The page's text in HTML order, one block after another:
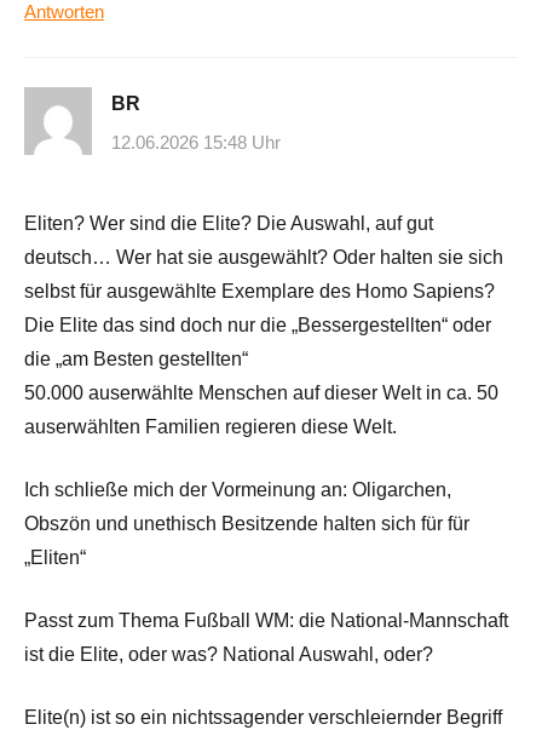
Antworten
BR
12.06.2026 15:48 Uhr
Eliten? Wer sind die Elite? Die Auswahl, auf gut
deutsch… Wer hat sie ausgewählt? Oder halten sie sich
selbst für ausgewählte Exemplare des Homo Sapiens?
Die Elite das sind doch nur die „Bessergestellten“ oder
die „am Besten gestellten“
50.000 auserwählte Menschen auf dieser Welt in ca. 50
auserwählten Familien regieren diese Welt.
Ich schließe mich der Vormeinung an: Oligarchen,
Obszön und unethisch Besitzende halten sich für für
„Eliten“
Passt zum Thema Fußball WM: die National-Mannschaft
ist die Elite, oder was? National Auswahl, oder?
Elite(n) ist so ein nichtssagender verschleiernder Begriff